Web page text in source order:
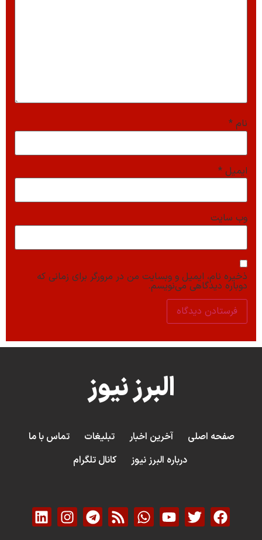
نام *
ایمیل *
وب‌ سایت
ذخیره نام، ایمیل و وبسایت من در مرورگر برای زمانی که
دوباره دیدگاهی می‌نویسم.
البرز نیوز
صفحه اصلی آخرین اخبار تبلیغات
تماس با ما
درباره البرز نیوز
کانال تلگرام